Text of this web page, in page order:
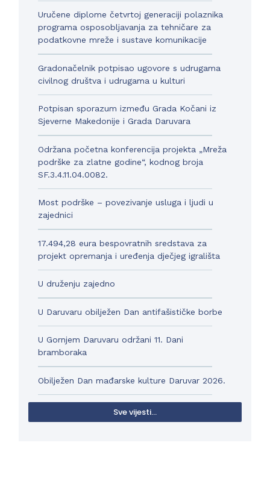
Uručene diplome četvrtoj generaciji polaznika
programa osposobljavanja za tehničare za
podatkovne mreže i sustave komunikacije
Gradonačelnik potpisao ugovore s udrugama
civilnog društva i udrugama u kulturi
Potpisan sporazum između Grada Kočani iz
Sjeverne Makedonije i Grada Daruvara
Održana početna konferencija projekta „Mreža
podrške za zlatne godine“, kodnog broja
SF.3.4.11.04.0082.
Most podrške – povezivanje usluga i ljudi u
zajednici
17.494,28 eura bespovratnih sredstava za
projekt opremanja i uređenja dječjeg igrališta
U druženju zajedno
U Daruvaru obilježen Dan antifašističke borbe
U Gornjem Daruvaru održani 11. Dani
bramboraka
Obilježen Dan mađarske kulture Daruvar 2026.
Sve vijesti...